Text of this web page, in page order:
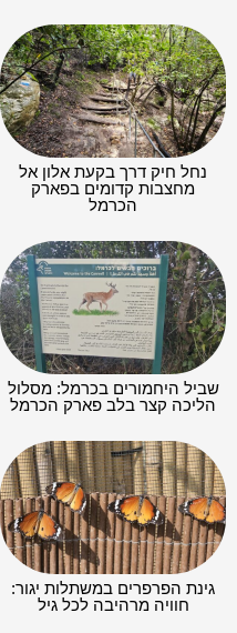
נחל חיק דרך בקעת אלון אל
מחצבות קדומים בפארק
הכרמל
שביל היחמורים בכרמל: מסלול
הליכה קצר בלב פארק הכרמל
גינת הפרפרים במשתלות יגור:
חוויה מרהיבה לכל גיל